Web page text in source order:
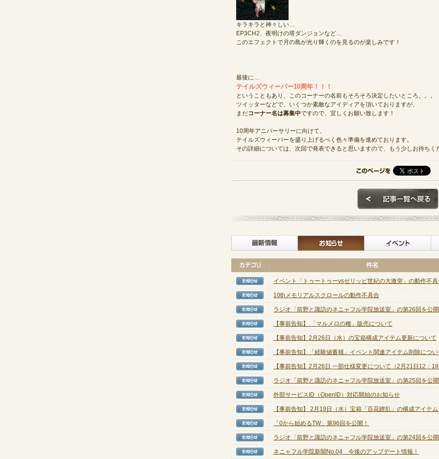
キラキラと神々しい…
EP3CH2、夜明けの塔ダンジョンなど…
このエフェクトで月の島が光り輝くのを見るのが楽しみです！
最後に…
テイルズウィーバー10周年！！！
ということもあり、このコーナーの名前もそろそろ決定したいところ。。。
ツイッターなどで、いくつか素敵なアイディアを頂いておりますが、
まだコーナー名は募集中ですので、宜しくお願い致します！
10周年アニバーサリーに向けて、
テイルズウィーバーを盛り上げるべく色々準備を進めております。
その詳細については、次回で発表できると思いますので、もう少しお待ちく
最新情報 お知らせ
【お知らせ】
イベント「トゥートゥーvsゼリッピ世紀の大激突」の動作不具
【お知らせ】
10thメモリアルスクロールの動作不具合
【お知らせ】
ラジオ「前野と諏訪のネニャフル学院放送室」の第26回を公
【お知らせ】
【事前告知】 「マルメロの種」販売について
【お知らせ】
【事前告知】2月26日（水）の宝箱構成アイテム更新について
【お知らせ】
【事前告知】「経験値蓄積」イベント関連アイテム削除につ
【お知らせ】
【事前告知】2月26日 一部仕様変更について（2月21日12：
【お知らせ】
ラジオ「前野と諏訪のネニャフル学院放送室」の第25回を公
【お知らせ】
外部サービスID（OpenID）対応開始のお知らせ
【お知らせ】
【事前告知】 2月19日（水）宝箱「百花繚乱」の構成アイテ
【お知らせ】
「0から始めるTW」第96回を公開！
【お知らせ】
ラジオ「前野と諏訪のネニャフル学院放送室」の第24回を公
【お知らせ】
ネニャフル学院新聞No.04 今後のアップデート情報！